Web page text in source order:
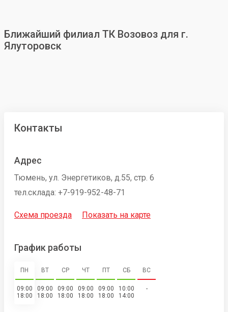
Ближайший филиал ТК Возовоз для г.
Ялуторовск
Контакты
Адрес
Тюмень, ул. Энергетиков, д.55, стр. 6
тел.склада: +7-919-952-48-71
Схема проезда Показать на карте
График работы
ПН
09:00
18:00
ВТ
09:00
18:00
СР
09:00
18:00
ЧТ
09:00
18:00
ПТ
09:00
18:00
СБ
10:00
14:00
ВС
-